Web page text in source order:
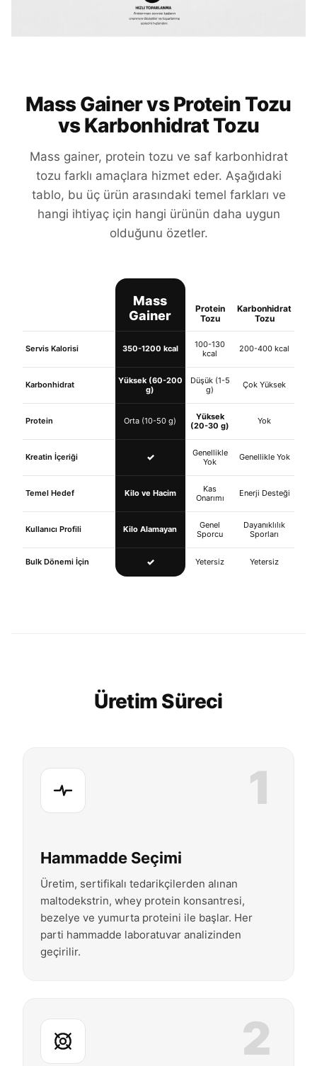
Mass Gainer vs Protein Tozu
vs Karbonhidrat Tozu
Mass gainer, protein tozu ve saf karbonhidrat
tozu farklı amaçlara hizmet eder. Aşağıdaki
tablo, bu üç ürün arasındaki temel farkları ve
hangi ihtiyaç için hangi ürünün daha uygun
olduğunu özetler.
Mass
Gainer
Protein
Tozu
Karbonhidrat
Tozu
Servis Kalorisi 350-1200 kcal
100-130
kcal
200-400 kcal
Karbonhidrat
Yüksek (60-200
g)
Düşük (1-5
g)
Çok Yüksek
Protein Orta (10-50 g)
Yüksek
(20-30 g)
Yok
Kreatin İçeriği ✓
Genellikle
Yok
Genellikle Yok
Temel Hedef Kilo ve Hacim
Kas
Onarımı
Enerji Desteği
Kullanıcı Profili Kilo Alamayan
Genel
Sporcu
Dayanıklılık
Sporları
Bulk Dönemi İçin ✓ Yetersiz Yetersiz
Üretim Süreci
1
Hammadde Seçimi
Üretim, sertifikalı tedarikçilerden alınan
maltodekstrin, whey protein konsantresi,
bezelye ve yumurta proteini ile başlar. Her
parti hammadde laboratuvar analizinden
geçirilir.
2